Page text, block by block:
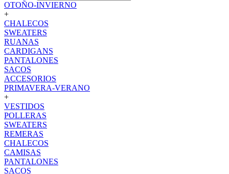
OTOÑO-INVIERNO
+
CHALECOS
SWEATERS
RUANAS
CARDIGANS
PANTALONES
SACOS
ACCESORIOS
PRIMAVERA-VERANO
+
VESTIDOS
POLLERAS
SWEATERS
REMERAS
CHALECOS
CAMISAS
PANTALONES
SACOS